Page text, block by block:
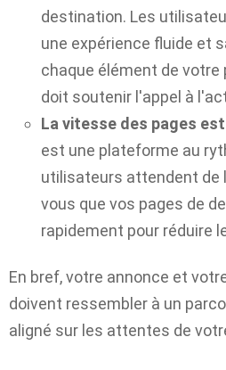
destination. Les
une expérience fluide et
chaque élément de votre
doit soutenir l'appel à
La vitesse des pages
est une plateforme au
utilisateurs attendent de
vous que vos pages de
rapidement pour réduire
En bref, votre annonce et
doivent ressembler à un
aligné sur les attentes de